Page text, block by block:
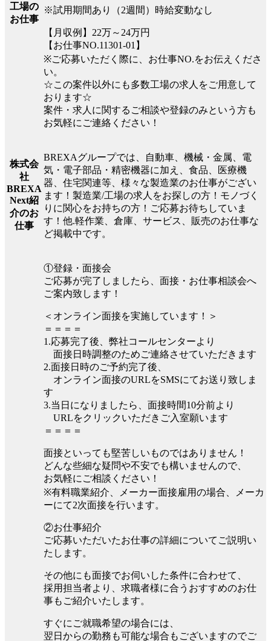
工場の
お仕事
※試用期間あり（2週間）時給変動なし
【月収例】22万～24万円
【お仕事NO.11301-01】
※ご応募いただく際に、お仕事NO.をお伝えくださ
い。
☆この案件以外にも多数工場の求人をご用意して
おります☆
案件・求人に関するご相談や登録のみという方も
お気軽にご連絡ください！
株式会
社
BREXA
Next紹
介のお
仕事
BREXAグループでは、自動車、機械・金属、電
気・電子部品・精密機器に加え、食品、医療機
器、住宅関連等、様々な製造業のお仕事がござい
ます！製造業/工場の求人をお探しの方！モノづく
りに関心をお持ちの方！ご応募お待ちしていま
す！他.軽作業、倉庫、サービス、販売のお仕事な
ど掲載中です。
①登録・面接会
ご応募が完了しましたら、面接・お仕事相談会へ
ご案内致します！
＜オンライン面接を実施しています！＞
＝＝＝＝
1.応募完了後、弊社コールセンターより
面接日時調整のためご連絡させていただきます
2.面接日時のご予約完了後、
オンライン面接のURLをSMSにてお送り致しま
す
3.当日になりましたら、面接時間10分前より
URLをクリックいただきご入室願います
＝＝＝＝
面接といっても堅苦しいものではありません！
どんな些細な疑問や不安でも構いませんので、
お気軽にご相談ください！
※有料職業紹介、メーカー面接雇用の場合、メーカ
ーにて2次面接を行います。
②お仕事紹介
ご応募いただいたお仕事の詳細についてご説明い
たします。
その他にも面接でお伺いした条件に合わせて、
採用担当者より、求職者様に合うおすすめのお仕
事もご紹介いたします。
すぐにご就職希望の場合には、
翌日からの勤務も可能な場合もございますのでご